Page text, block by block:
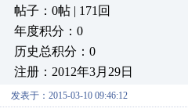
帖子：0帖 | 171回
年度积分：0
历史总积分：0
注册：2012年3月29日
发表于：2015-03-10 09:46:12